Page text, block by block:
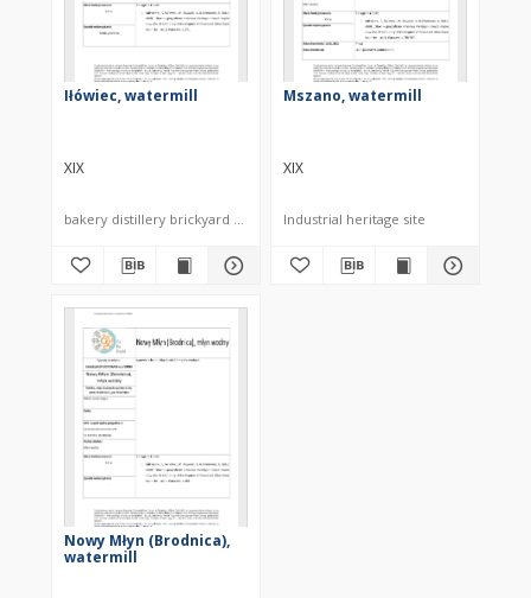
Iłówiec, watermill
XIX
bakery distillery brickyard sawmill
Mszano, watermill
XIX
Industrial heritage site
Nowy Młyn (Brodnica),
watermill